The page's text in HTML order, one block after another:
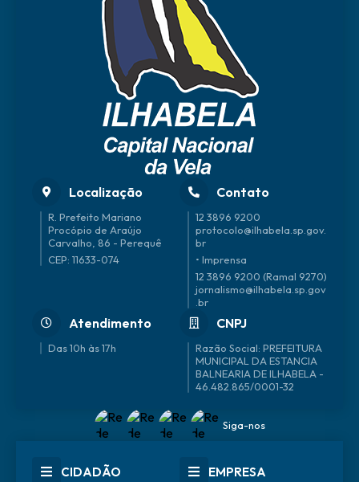
Localização
R. Prefeito Mariano
Procópio de Araújo
Carvalho, 86 - Perequê
CEP: 11633-074
Contato
12 3896 9200
protocolo@ilhabela.sp.gov.
br
• Imprensa
12 3896 9200 (Ramal 9270)
jornalismo@ilhabela.sp.gov
.br
Atendimento
Das 10h às 17h
CNPJ
46.482.865/0001-32
Siga-nos
CIDADÃO EMPRESA